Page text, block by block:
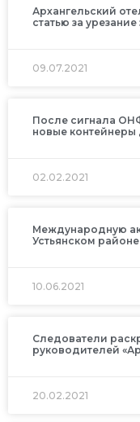
Архангельский
статью за
09.07.2021
После сигнала
новые
02.02.2021
Международную
Устьянском районе
10.06.2021
Следователи
руководителей
20.02.2021